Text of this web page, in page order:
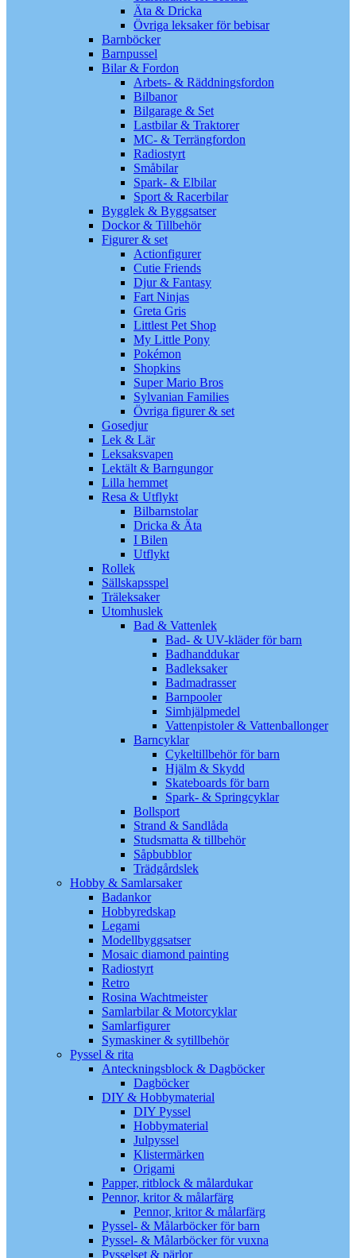
Äta & Dricka
Övriga leksaker för bebisar
Barnböcker
Barnpussel
Bilar & Fordon
Arbets- & Räddningsfordon
Bilbanor
Bilgarage & Set
Lastbilar & Traktorer
MC- & Terrängfordon
Radiostyrt
Småbilar
Spark- & Elbilar
Sport & Racerbilar
Bygglek & Byggsatser
Dockor & Tillbehör
Figurer & set
Actionfigurer
Cutie Friends
Djur & Fantasy
Fart Ninjas
Greta Gris
Littlest Pet Shop
My Little Pony
Pokémon
Shopkins
Super Mario Bros
Sylvanian Families
Övriga figurer & set
Gosedjur
Lek & Lär
Leksaksvapen
Lektält & Barngungor
Lilla hemmet
Resa & Utflykt
Bilbarnstolar
Dricka & Äta
I Bilen
Utflykt
Rollek
Sällskapsspel
Träleksaker
Utomhuslek
Bad & Vattenlek
Bad- & UV-kläder för barn
Badhanddukar
Badleksaker
Badmadrasser
Barnpooler
Simhjälpmedel
Vattenpistoler & Vattenballonger
Barncyklar
Cykeltillbehör för barn
Hjälm & Skydd
Skateboards för barn
Spark- & Springcyklar
Bollsport
Strand & Sandlåda
Studsmatta & tillbehör
Såpbubblor
Trädgårdslek
Hobby & Samlarsaker
Badankor
Hobbyredskap
Legami
Modellbyggsatser
Mosaic diamond painting
Radiostyrt
Retro
Rosina Wachtmeister
Samlarbilar & Motorcyklar
Samlarfigurer
Symaskiner & sytillbehör
Pyssel & rita
Anteckningsblock & Dagböcker
Dagböcker
DIY & Hobbymaterial
DIY Pyssel
Hobbymaterial
Julpyssel
Klistermärken
Origami
Papper, ritblock & målardukar
Pennor, kritor & målarfärg
Pennor, kritor & målarfärg
Pyssel- & Målarböcker för barn
Pyssel- & Målarböcker för vuxna
Pysselset & pärlor